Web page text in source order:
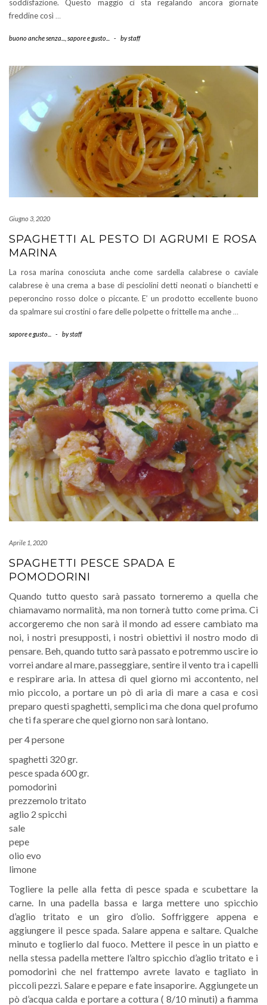
soddisfazione. Questo maggio ci sta regalando ancora giornate
freddine così …
buono anche senza... sapore e gusto... - bystaff
Giugno 3, 2020
SPAGHETTI AL PESTO DI AGRUMI E ROSA
MARINA
La rosa marina conosciuta anche come sardella calabrese o caviale
calabrese è una crema a base di pesciolini detti neonati o bianchetti e
peperoncino rosso dolce o piccante. E’ un prodotto eccellente buono
da spalmare sui crostini o fare delle polpette o frittelle ma anche …
sapore e gusto... - bystaff
Aprile 1, 2020
SPAGHETTI PESCE SPADA E
POMODORINI
Quando tutto questo sarà passato torneremo a quella che
chiamavamo normalità, ma non tornerà tutto come prima. Ci
accorgeremo che non sarà il mondo ad essere cambiato ma
noi, i nostri presupposti, i nostri obiettivi il nostro modo di
pensare. Beh, quando tutto sarà passato e potremmo uscire io
vorrei andare al mare, passeggiare, sentire il vento tra i capelli
e respirare aria. In attesa di quel giorno mi accontento, nel
mio piccolo, a portare un pò di aria di mare a casa e così
preparo questi spaghetti, semplici ma che dona quel profumo
che ti fa sperare che quel giorno non sarà lontano.
per 4 persone
spaghetti 320 gr.
pesce spada 600 gr.
pomodorini
prezzemolo tritato
aglio 2 spicchi
sale
pepe
olio evo
limone
Togliere la pelle alla fetta di pesce spada e scubettare la
carne. In una padella bassa e larga mettere uno spicchio
d’aglio tritato e un giro d’olio. Soffriggere appena e
aggiungere il pesce spada. Salare appena e saltare. Qualche
minuto e toglierlo dal fuoco. Mettere il pesce in un piatto e
nella stessa padella mettere l’altro spicchio d’aglio tritato e i
pomodorini che nel frattempo avrete lavato e tagliato in
piccoli pezzi. Salare e pepare e fate insaporire. Aggiungete un
pò d’acqua calda e portare a cottura ( 8/10 minuti) a fiamma